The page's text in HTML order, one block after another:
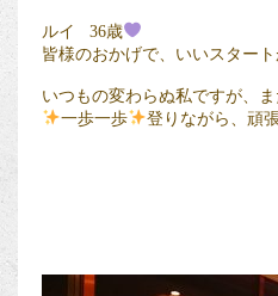
ルイ 36歳
皆様のおかげで、いいスター
いつもの変わらぬ私ですが、
一歩一歩
登りながら、頑